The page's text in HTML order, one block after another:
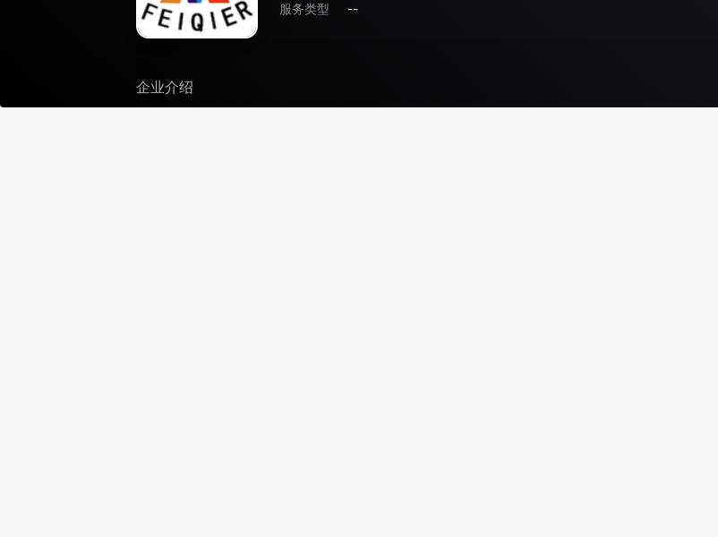
服务类型
--
企业介绍